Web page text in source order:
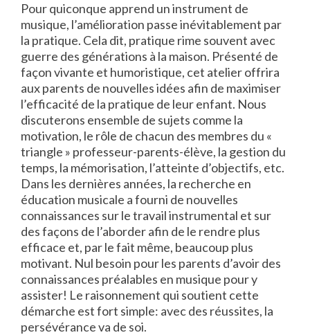
Pour quiconque apprend un instrument de
musique, l’amélioration passe inévitablement par
la pratique. Cela dit, pratique rime souvent avec
guerre des générations à la maison. Présenté de
façon vivante et humoristique, cet atelier offrira
aux parents de nouvelles idées afin de maximiser
l’efficacité de la pratique de leur enfant. Nous
discuterons ensemble de sujets comme la
motivation, le rôle de chacun des membres du «
triangle » professeur-parents-élève, la gestion du
temps, la mémorisation, l’atteinte d’objectifs, etc.
Dans les dernières années, la recherche en
éducation musicale a fourni de nouvelles
connaissances sur le travail instrumental et sur
des façons de l’aborder afin de le rendre plus
efficace et, par le fait même, beaucoup plus
motivant. Nul besoin pour les parents d’avoir des
connaissances préalables en musique pour y
assister! Le raisonnement qui soutient cette
démarche est fort simple: avec des réussites, la
persévérance va de soi.